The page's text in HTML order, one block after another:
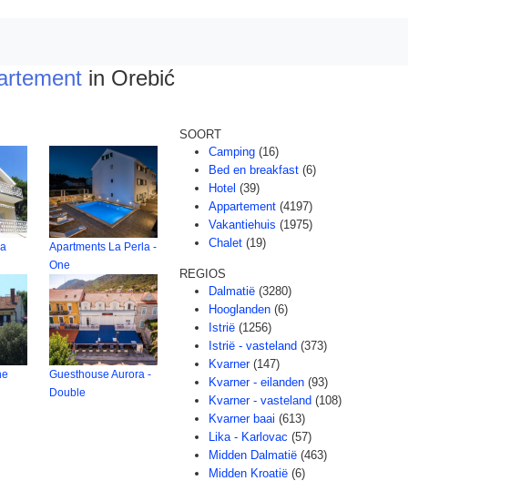
in Orebić
Apartments La Perla -
One
Guesthouse Aurora -
Double
SOORT
Camping (16)
Bed en breakfast (6)
Hotel (39)
Appartement (4197)
Vakantiehuis (1975)
Chalet (19)
REGIOS
Dalmatië (3280)
Hooglanden (6)
Istrië (1256)
Istrië - vasteland (373)
Kvarner (147)
Kvarner - eilanden (93)
Kvarner - vasteland (108)
Kvarner baai (613)
Lika - Karlovac (57)
Midden Dalmatië (463)
Midden Kroatië (6)